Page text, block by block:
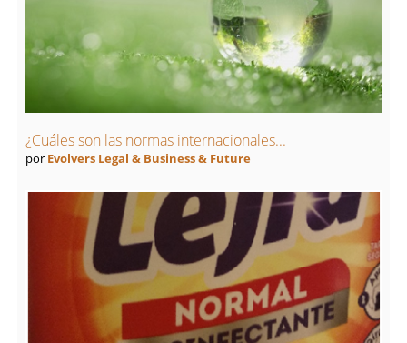
¿Cuáles son las normas internacionales...
por Evolvers Legal & Business & Future